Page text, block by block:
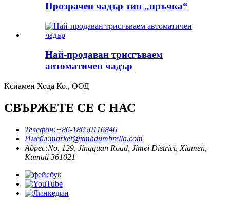
Прозрачен чадър тип „пръчка“
Най-продаван трисгъваем
автоматичен чадър
Ксиамен Хода Ко., ООД
СВЪРЖЕТЕ СЕ С НАС
Телефон:+86-18650116846
Имейл:market@xmhdumbrella.com
Адрес:No. 129, Jingquan Road, Jimei District, Xiamen,
Китай 361021